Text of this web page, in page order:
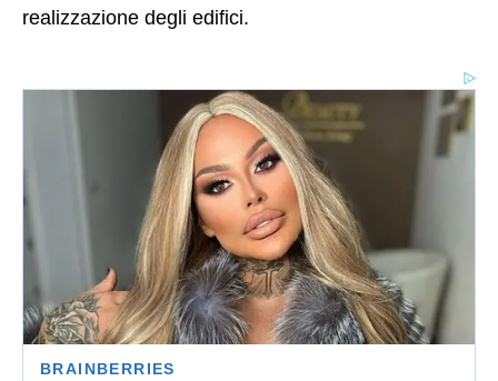
realizzazione degli edifici.